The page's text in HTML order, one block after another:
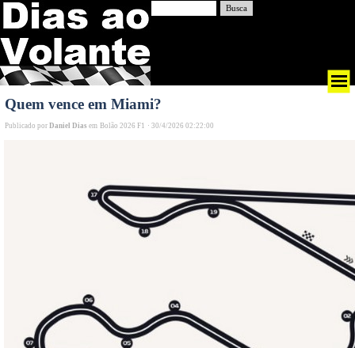
Busca
Quem vence em Miami?
Publicado por Daniel Dias em Bolão 2026 F1 · 30/4/2026 02:22:00